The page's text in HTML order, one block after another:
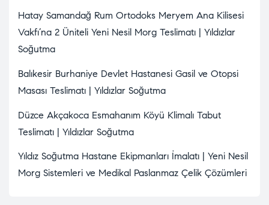
Hatay Samandağ Rum Ortodoks Meryem Ana Kilisesi
Vakfı’na 2 Üniteli Yeni Nesil Morg Teslimatı | Yıldızlar
Soğutma
Balıkesir Burhaniye Devlet Hastanesi Gasil ve Otopsi
Masası Teslimatı | Yıldızlar Soğutma
Düzce Akçakoca Esmahanım Köyü Klimalı Tabut
Teslimatı | Yıldızlar Soğutma
Yıldız Soğutma Hastane Ekipmanları İmalatı | Yeni Nesil
Morg Sistemleri ve Medikal Paslanmaz Çelik Çözümleri